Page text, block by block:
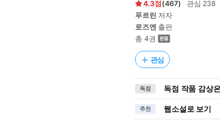
4.3 (467) 관심 238
푸르린 저자
로즈엔 출판
총 4권
관심
독점 독점 작품 감상
추천 웹소설로 보기